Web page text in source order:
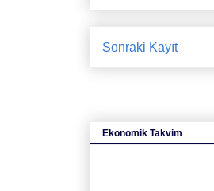
Sonraki Kayıt
Ekonomik Takvim